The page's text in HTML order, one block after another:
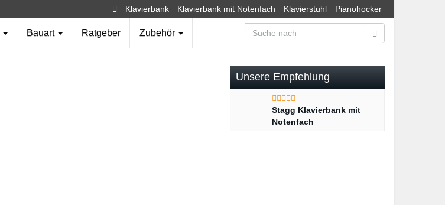
Klavierbank Klavierbank mit Notenfach Klavierstuhl Pianohocker
Bauart Ratgeber Zubehör
Unsere Empfehlung
Stagg Klavierbank mit
Notenfach